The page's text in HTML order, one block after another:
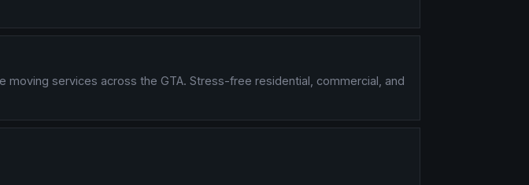
services across the GTA. Stress-free residential, commercial, and